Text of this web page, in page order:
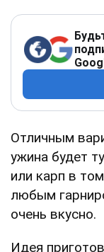
Отличным
ужина будет
или карп в
любым
очень вкусно.
Идея